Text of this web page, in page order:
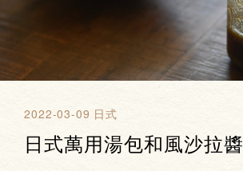
2022-03-09 日式
日式萬用湯包和風沙拉醬